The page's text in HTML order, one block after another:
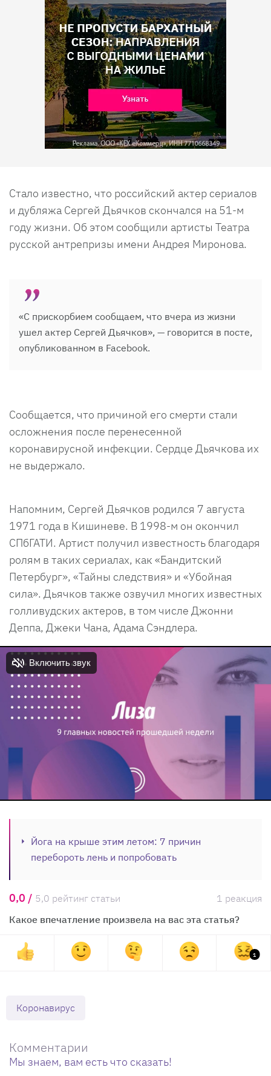
Стало известно, что российский актер сериалов
и дубляжа Сергей Дьячков скончался на 51-м
году жизни. Об этом сообщили артисты Театра
русской антрепризы имени Андрея Миронова.
«С прискорбием сообщаем, что вчера из жизни
ушел актер Сергей Дьячков», — говорится в посте,
опубликованном в Facebook.
Сообщается, что причиной его смерти стали
осложнения после перенесенной
коронавирусной инфекции. Сердце Дьячкова их
не выдержало.
Напомним, Сергей Дьячков родился 7 августа
1971 года в Кишиневе. В 1998-м он окончил
СПбГАТИ. Артист получил известность благодаря
ролям в таких сериалах, как «Бандитский
Петербург», «Тайны следствия» и «Убойная
сила». Дьячков также озвучил многих известных
голливудских актеров, в том числе Джонни
Деппа, Джеки Чана, Адама Сэндлера.
Йога на крыше этим летом: 7 причин
перебороть лень и попробовать
0,0 / 5,0 рейтинг статьи
1 реакция
Какое впечатление произвела на вас эта статья?
1
Коронавирус
Комментарии
Мы знаем, вам есть что сказать!